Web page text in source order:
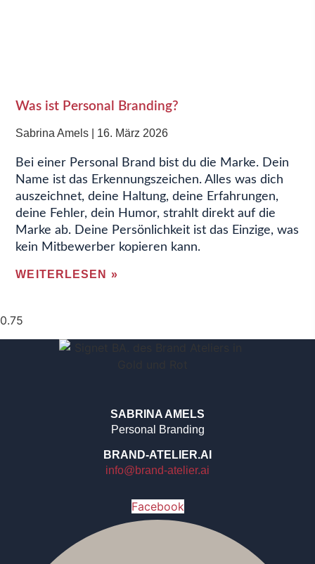
Was ist Personal Branding?
Sabrina Amels 16. März 2026
Bei einer Personal Brand bist du die Marke. Dein
Name ist das Erkennungszeichen. Alles was dich
auszeichnet, deine Haltung, deine Erfahrungen,
deine Fehler, dein Humor, strahlt direkt auf die
Marke ab. Deine Persönlichkeit ist das Einzige, was
kein Mitbewerber kopieren kann.
WEITERLESEN »
SABRINA AMELS
Personal Branding
BRAND-ATELIER.AI
info@brand-atelier.ai
Facebook